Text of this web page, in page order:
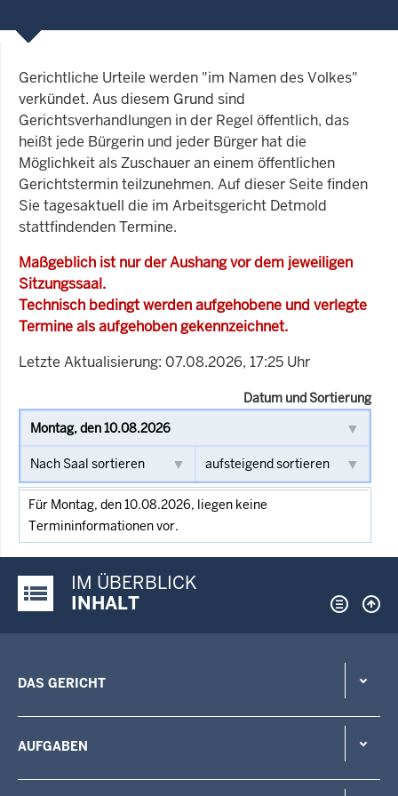
Gerichtliche Urteile werden "im Namen des Volkes"
verkündet. Aus diesem Grund sind
Gerichtsverhandlungen in der Regel öffentlich, das
heißt jede Bürgerin und jeder Bürger hat die
Möglichkeit als Zuschauer an einem öffentlichen
Gerichtstermin teilzunehmen. Auf dieser Seite finden
Sie tagesaktuell die im Arbeitsgericht Detmold
stattfindenden Termine.
Maßgeblich ist nur der Aushang vor dem jeweiligen
Sitzungssaal.
Technisch bedingt werden aufgehobene und verlegte
Termine als aufgehoben gekennzeichnet.
Letzte Aktualisierung: 07.08.2026, 17:25 Uhr
Datum und Sortierung
Für Montag, den 10.08.2026, liegen keine
Termininformationen vor.
Justiz-Portal im Überblick:
IM ÜBERBLICK
INHALT
DAS GERICHT
AUFGABEN